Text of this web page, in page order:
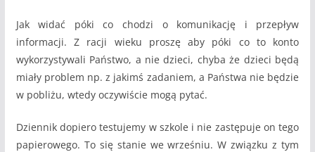
Jak widać póki co chodzi o komunikację i przepływ
informacji. Z racji wieku proszę aby póki co to konto
wykorzystywali Państwo, a nie dzieci, chyba że dzieci będą
miały problem np. z jakimś zadaniem, a Państwa nie będzie
w pobliżu, wtedy oczywiście mogą pytać.
Dziennik dopiero testujemy w szkole i nie zastępuje on tego
papierowego. To się stanie we wrześniu. W związku z tym